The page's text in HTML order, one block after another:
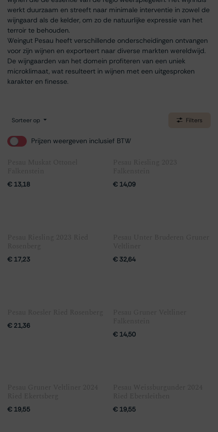
werkt duurzaam en streeft naar minimale interventie in zowel de
wijngaard als de kelder, om zo de natuurlijke expressie van het
terroir te behouden.
Weingut Pesau heeft verschillende onderscheidingen ontvangen
voor zijn wijnen en exporteert naar diverse markten wereldwijd.
De wijngaarden van het domein profiteren van een uniek
microklimaat, wat resulteert in wijnen met een uitgesproken
karakter en finesse.
Sorteer op Filters
Prijzen weergeven inclusief BTW
€ 13,18 € 14,09
€ 17,23 € 32,64
€ 21,36
€ 14,50
€ 19,55 € 19,55